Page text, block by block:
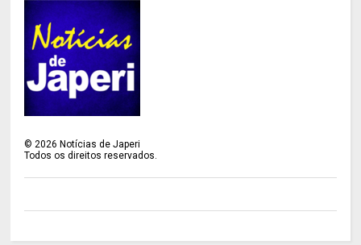
©2026 Notícias de Japeri
Todos os direitos reservados.